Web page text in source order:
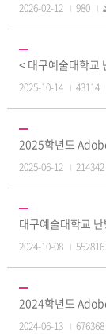
2026-02-12 980
< 대구예술대학교
2025-10-14 43114
2025학년도
2025-06-12 214342
대구예술대학교
2024-10-08 552816
2024학년도
2024-06-13 676368